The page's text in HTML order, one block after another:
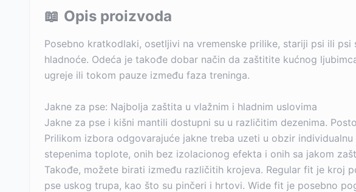
📖 Opis proizvoda
Posebno kratkodlaki, osetljivi na vremenske prilike, stariji psi ili
hladnoće. Odeća je takođe dobar način da zaštitite kućnog
ugreje ili tokom pauze između faza treninga.
Jakne za pse: Najbolja zaštita u vlažnim i hladnim uslovima
Jakne za pse i kišni mantili dostupni su u različitim dezenima.
Prilikom izbora odgovarajuće jakne treba uzeti u obzir
stepenima toplote, onih bez izolacionog efekta i onih sa jakom
Takođe, možete birati između različitih krojeva. Regular fit je kroj
pse uskog trupa, kao što su pinčeri i hrtovi. Wide fit je posebno